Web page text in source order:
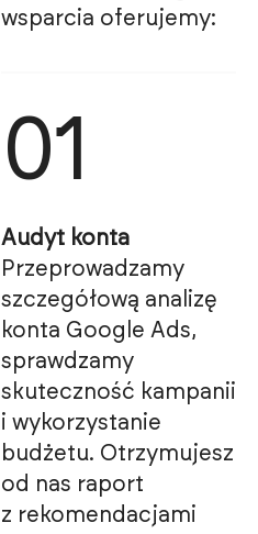
wsparcia oferujemy:
01
Audyt konta
Przeprowadzamy
szczegółową analizę
konta Google Ads,
sprawdzamy
skuteczność kampanii
i wykorzystanie
budżetu. Otrzymujesz
od nas raport
z rekomendacjami